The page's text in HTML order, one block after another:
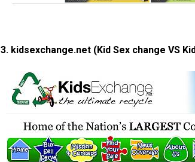
3. kidsexchange.net (Kid Sex change VS